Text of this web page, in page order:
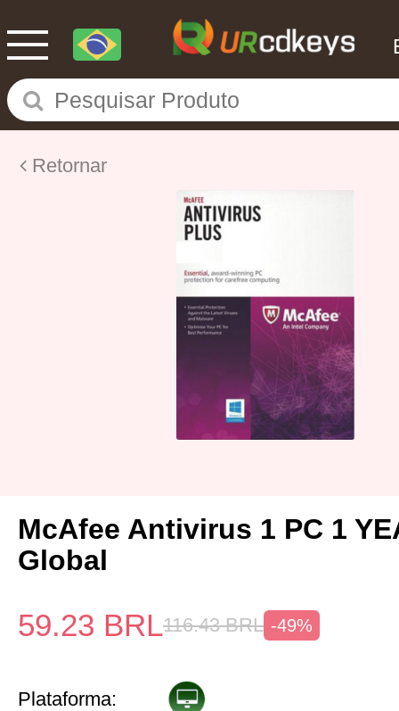
Retornar
McAfee Antivirus 1 PC 1
Global
59.23 BRL116.43 BRL -49%
Plataforma: